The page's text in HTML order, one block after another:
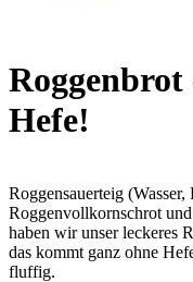
Hefe!
Roggensauerteig
Roggenvollkornschrot
haben wir unser leckeres
das kommt ganz ohne
fluffig.